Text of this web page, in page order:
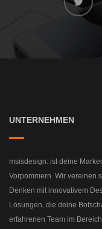
UNTERNEHMEN
msisdesign. ist deine
Vorpommern. Wir vereinen
Denken mit innovativem
Lösungen, die deine
erfahrenen Team im